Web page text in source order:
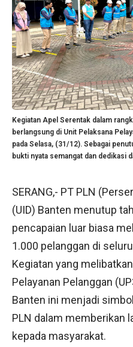
Kegiatan Apel Serentak dalam
berlangsung di Unit Pelaksana
pada Selasa, (31/12). Sebagai
bukti nyata semangat dan dedikasi
SERANG,- PT PLN
(UID) Banten menutup
pencapaian luar biasa
1.000 pelanggan di
Kegiatan yang
Pelayanan Pelanggan
Banten ini menjadi
PLN dalam memberikan
kepada masyarakat.